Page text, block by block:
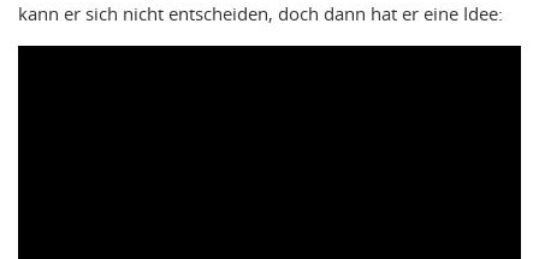
kann er sich nicht entscheiden, doch dann hat er eine Idee: